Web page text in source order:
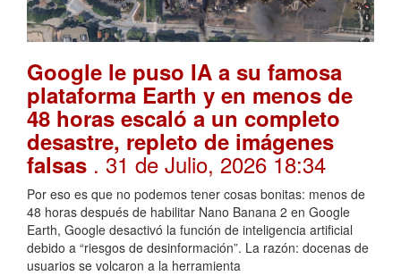
Google le puso IA a su famosa
plataforma Earth y en menos de
48 horas escaló a un completo
desastre, repleto de imágenes
falsas . 31 de Julio, 2026 18:34
Por eso es que no podemos tener cosas bonitas: menos de
48 horas después de habilitar Nano Banana 2 en Google
Earth, Google desactivó la función de inteligencia artificial
debido a “riesgos de desinformación”. La razón: docenas de
usuarios se volcaron a la herramienta